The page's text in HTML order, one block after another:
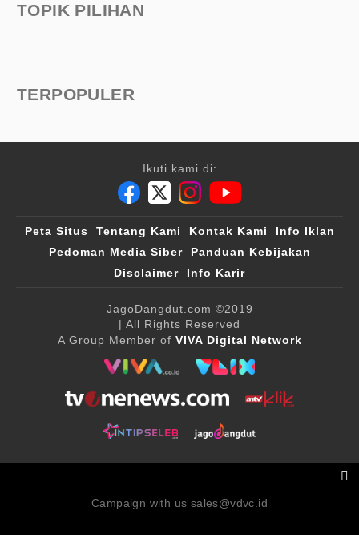
TOPIK PILIHAN
TERPOPULER
Ikuti kami di:
Peta Situs Tentang Kami Kontak Kami
Info Iklan
Pedoman Media Siber
Panduan Kebijakan
Disclaimer
Info Karir
JagoDangdut.com ©2019
| All Rights Reserved
A Group Member of VIVA Digital Network
